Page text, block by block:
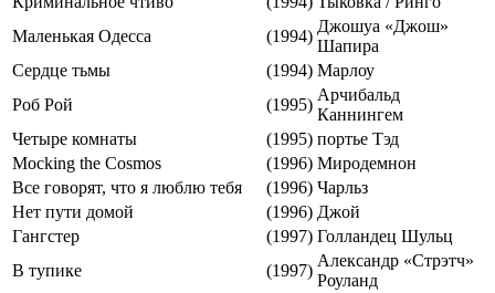
Маленькая Одесса
(1994)
Джошуа «Джош»
Шапира
Сердце тьмы
(1994) Марлоу
Роб Рой
(1995)
Арчибальд
Каннингем
Четыре комнаты
(1995) портье Тэд
Mocking the Cosmos
(1996) Миродемнон
Все говорят, что я люблю тебя
(1996) Чарльз
Нет пути домой
(1996) Джой
Гангстер
(1997) Голландец Шульц
В тупике
(1997)
Александр «Стрэтч»
Роуланд